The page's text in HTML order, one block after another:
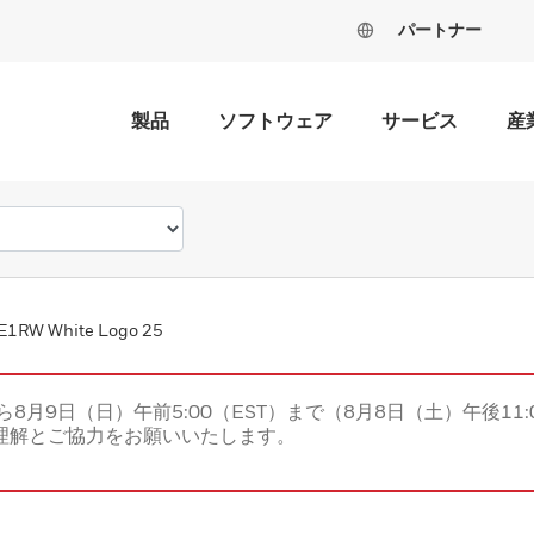
パートナー
製品 ソフトウェア サービス 産
White Logo 25
8月9日（日）午前5:00（EST）まで（8月8日（土）午後
とご協力をお願いいたします。